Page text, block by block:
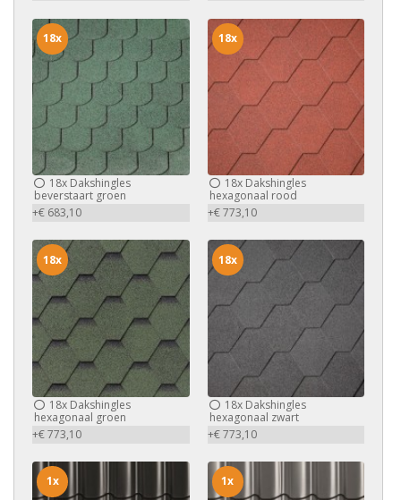
18x Dakshingles
beverstaart groen
+€ 683,10
18x
18xDakshingles
hexagonaal rood
+€ 773,10
18x
18x Dakshingles
hexagonaal groen
+€ 773,10
18x
18xDakshingles
hexagonaal zwart
+€ 773,10
18x
1x 1x